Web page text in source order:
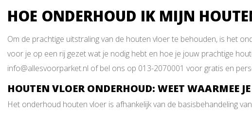
HOE ONDERHOUD IK MIJN
Om de prachtige uitstraling van de houten vloer te behouden, is het
voor je op een rij gezet wat je nodig hebt en hoe je jouw prachtige
info@allesvoorparket.nl of bel ons op 013-2070001 voor gratis en
HOUTEN VLOER ONDERHOUD: WEET WAARMEE
Het onderhoud houten vloer is afhankelijk van de basisbehandeling